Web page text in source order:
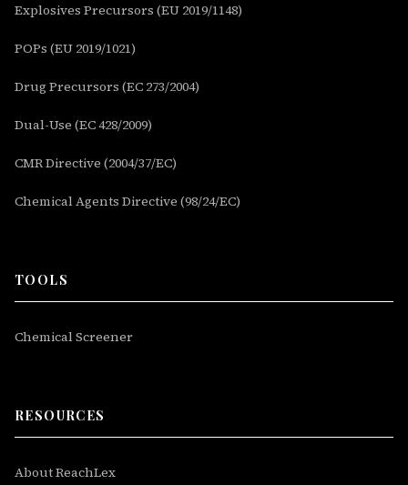
Explosives Precursors (EU 2019/1148)
POPs (EU 2019/1021)
Drug Precursors (EC 273/2004)
Dual-Use (EC 428/2009)
CMR Directive (2004/37/EC)
Chemical Agents Directive (98/24/EC)
TOOLS
Chemical Screener
RESOURCES
About ReachLex